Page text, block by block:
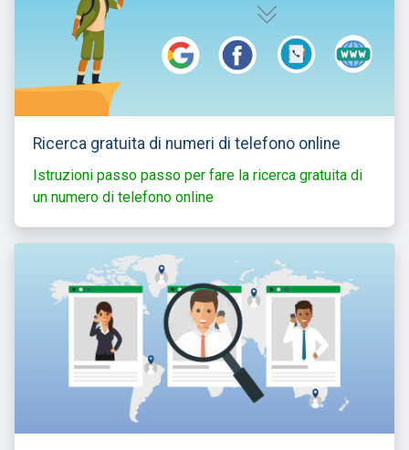
Ricerca gratuita di numeri di telefono online
Istruzioni passo passo per fare la ricerca gratuita di
un numero di telefono online